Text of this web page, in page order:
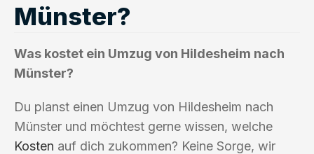
Münster?
Was kostet ein Umzug von Hildesheim nach
Münster?
Du planst einen Umzug von Hildesheim nach
Münster und möchtest gerne wissen, welche
Kosten auf dich zukommen? Keine Sorge, wir